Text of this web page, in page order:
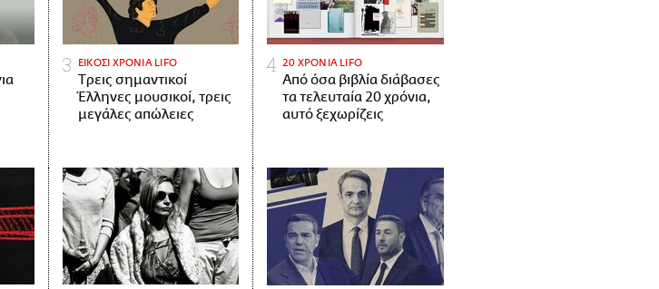
ΕΙΚΟΣΙ ΧΡΟΝΙΑ LIFO
Tρεις σημαντικοί
Έλληνες μουσικοί, τρεις
μεγάλες απώλειες
20 ΧΡΟΝΙΑ LIFO
Από όσα βιβλία διάβασες
τα τελευταία 20 χρόνια,
αυτό ξεχωρίζεις